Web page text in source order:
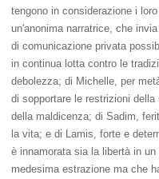
tengono in considerazione i
un'anonima narratrice, che
di comunicazione privata
in continua lotta contro le
debolezza; di Michelle, per
di sopportare le restrizioni
della maldicenza; di Sadim,
la vita; e di Lamis, forte e
è innamorata sia la libertà in
medesima estrazione ma che